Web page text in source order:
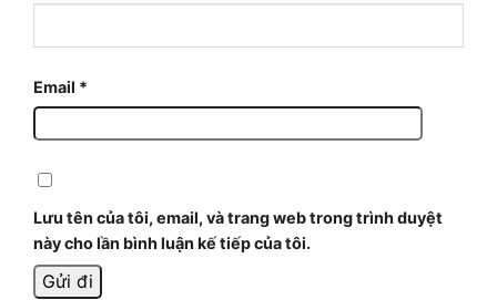
Email *
Lưu tên của tôi, email, và trang web trong trình duyệt
này cho lần bình luận kế tiếp của tôi.